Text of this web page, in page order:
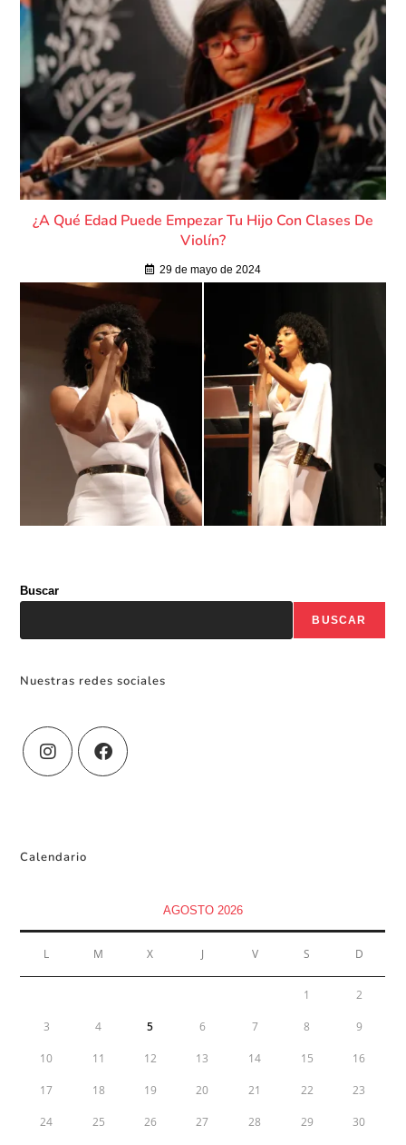
¿A Qué Edad Puede Empezar Tu Hijo Con Clases De
Violín?
29 de mayo de 2024
Buscar
BUSCAR
Nuestras redes sociales
Calendario
AGOSTO 2026
L M X J V S D
1 2
3 4 5 6 7 8 9
10 11 12 13 14 15 16
17 18 19 20 21 22 23
24 25 26 27 28 29 30